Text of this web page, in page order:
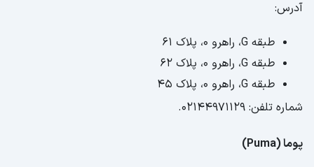
آدرس:
طبقه G، راهرو 0، پلاک 61
طبقه G، راهرو 0، پلاک 62
طبقه G، راهرو 0، پلاک 45
شماره تلفن: 02144971129.
پوما (Puma)